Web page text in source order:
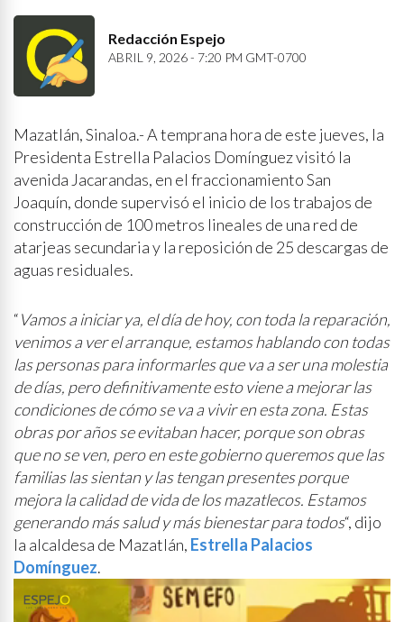
Redacción Espejo
ABRIL 9, 2026 - 7:20 PM GMT-0700
Mazatlán, Sinaloa.- A temprana hora de este jueves, la
Presidenta Estrella Palacios Domínguez visitó la
avenida Jacarandas, en el fraccionamiento San
Joaquín, donde supervisó el inicio de los trabajos de
construcción de 100 metros lineales de una red de
atarjeas secundaria y la reposición de 25 descargas de
aguas residuales.
“Vamos a iniciar ya, el día de hoy, con toda la reparación,
venimos a ver el arranque, estamos hablando con todas
las personas para informarles que va a ser una molestia
de días, pero definitivamente esto viene a mejorar las
condiciones de cómo se va a vivir en esta zona. Estas
obras por años se evitaban hacer, porque son obras
que no se ven, pero en este gobierno queremos que las
familias las sientan y las tengan presentes porque
mejora la calidad de vida de los mazatlecos. Estamos
generando más salud y más bienestar para todos“, dijo
la alcaldesa de Mazatlán, Estrella Palacios
Domínguez.